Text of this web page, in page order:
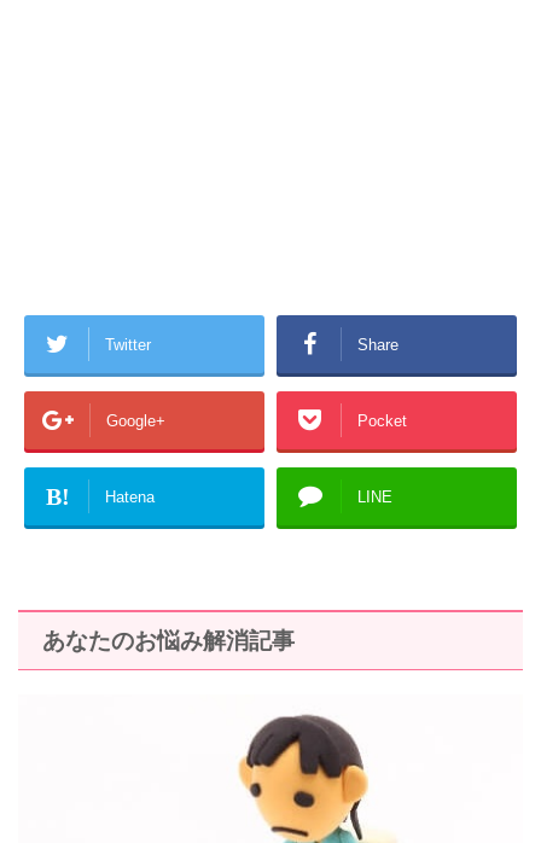
Twitter Share
Google+ Pocket
B! Hatena LINE
あなたのお悩み解消記事